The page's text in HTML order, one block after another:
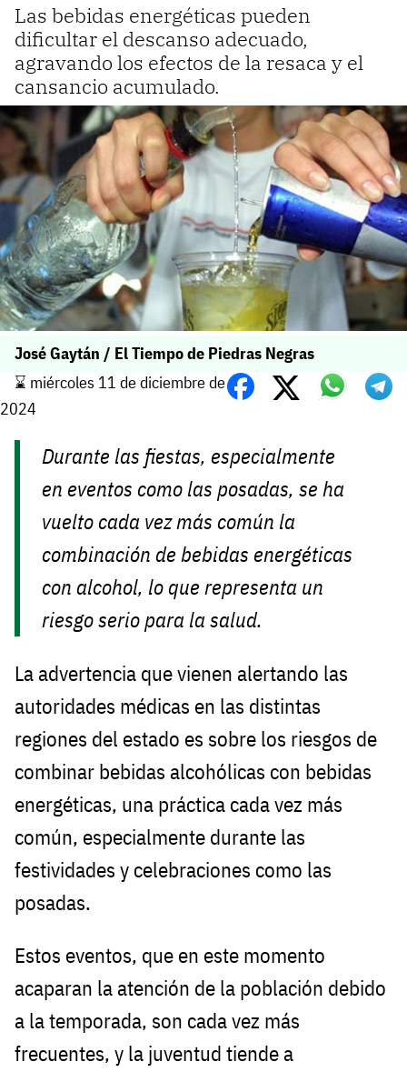
Las bebidas energéticas pueden
dificultar el descanso adecuado,
agravando los efectos de la resaca y el
cansancio acumulado.
José Gaytán / El Tiempo de Piedras Negras
⌛️ miércoles 11 de diciembre de
2024
Durante las fiestas, especialmente
en eventos como las posadas, se ha
vuelto cada vez más común la
combinación de bebidas energéticas
con alcohol, lo que representa un
riesgo serio para la salud.
La advertencia que vienen alertando las
autoridades médicas en las distintas
regiones del estado es sobre los riesgos de
combinar bebidas alcohólicas con bebidas
energéticas, una práctica cada vez más
común, especialmente durante las
festividades y celebraciones como las
posadas.
Estos eventos, que en este momento
acaparan la atención de la población debido
a la temporada, son cada vez más
frecuentes, y la juventud tiende a